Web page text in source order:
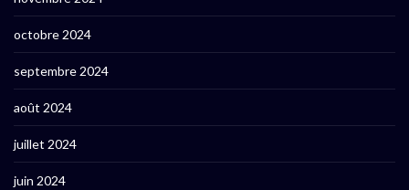
octobre 2024
septembre 2024
août 2024
juillet 2024
juin 2024